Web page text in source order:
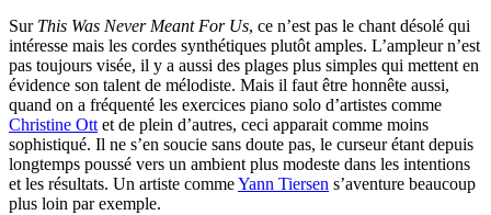
Sur This Was Never Meant For Us, ce n’est pas le chant désolé qui
intéresse mais les cordes synthétiques plutôt amples. L’ampleur n’est
pas toujours visée, il y a aussi des plages plus simples qui mettent en
évidence son talent de mélodiste. Mais il faut être honnête aussi,
quand on a fréquenté les exercices piano solo d’artistes comme
Christine Ott et de plein d’autres, ceci apparait comme moins
sophistiqué. Il ne s’en soucie sans doute pas, le curseur étant depuis
longtemps poussé vers un ambient plus modeste dans les intentions
et les résultats. Un artiste commeYann Tiersen s’aventure beaucoup
plus loin par exemple.